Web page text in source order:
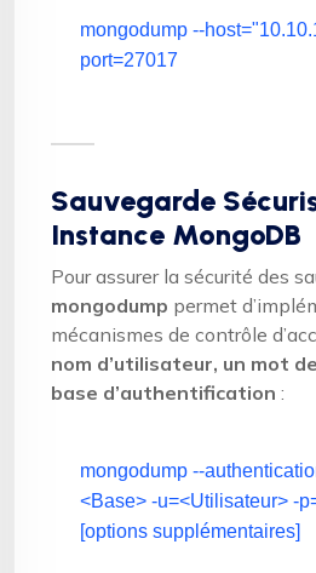
mongodump --host=
port=27017
Sauvegarde
Instance MongoDB
Pour assurer la sécurité des
mongodump permet
mécanismes de contrôle
nom d’utilisateur, un mot
base d’authentification :
mongodump --
<Base> -u=<Utilisateur> -
[options supplémentaires]